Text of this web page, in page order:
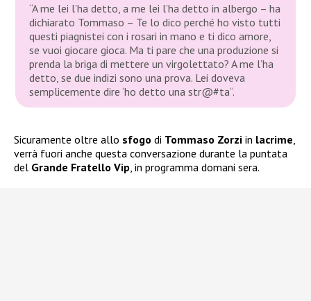
“A me lei l’ha detto, a me lei l’ha detto in albergo – ha
dichiarato Tommaso – Te lo dico perché ho visto tutti
questi piagnistei con i rosari in mano e ti dico amore,
se vuoi giocare gioca. Ma ti pare che una produzione si
prenda la briga di mettere un virgolettato? A me l’ha
detto, se due indizi sono una prova. Lei doveva
semplicemente dire ‘ho detto una str@#ta“.
Sicuramente oltre allo sfogo di Tommaso Zorzi in lacrime
verrà fuori anche questa conversazione durante la puntata
del Grande Fratello Vip , in programma domani sera.